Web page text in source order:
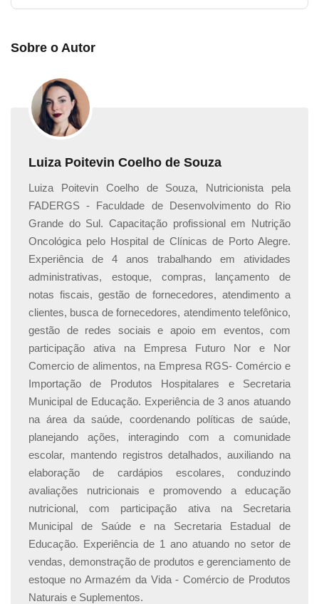
Curso online de
Curso online de
Sobre o Autor
Luiza Poitevin Coelho de Souza
Luiza Poitevin Coelho de Souza, Nutricionista pela
FADERGS - Faculdade de Desenvolvimento do Rio
Grande do Sul. Capacitação profissional em Nutrição
Oncológica pelo Hospital de Clínicas de Porto Alegre.
Experiência de 4 anos trabalhando em atividades
administrativas, estoque, compras, lançamento de
notas fiscais, gestão de fornecedores, atendimento a
clientes, busca de fornecedores, atendimento telefônico,
gestão de redes sociais e apoio em eventos, com
participação ativa na Empresa Futuro Nor e Nor
Comercio de alimentos, na Empresa RGS- Comércio e
Importação de Produtos Hospitalares e Secretaria
Municipal de Educação. Experiência de 3 anos atuando
na área da saúde, coordenando políticas de saúde,
planejando ações, interagindo com a comunidade
escolar, mantendo registros detalhados, auxiliando na
elaboração de cardápios escolares, conduzindo
avaliações nutricionais e promovendo a educação
nutricional, com participação ativa na Secretaria
Municipal de Saúde e na Secretaria Estadual de
Educação. Experiência de 1 ano atuando no setor de
vendas, demonstração de produtos e gerenciamento de
estoque no Armazém da Vida - Comércio de Produtos
Naturais e Suplementos.